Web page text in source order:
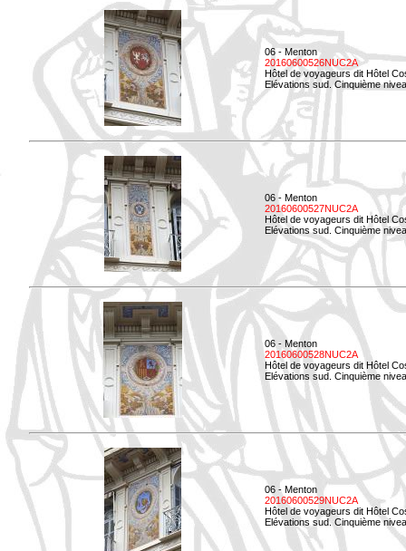
06 - Menton
20160600526NUC2A
Hôtel de voyageurs dit Hôtel
Elévations sud. Cinquième
06 - Menton
20160600527NUC2A
Hôtel de voyageurs dit Hôtel
Elévations sud. Cinquième
06 - Menton
20160600528NUC2A
Hôtel de voyageurs dit Hôtel
Elévations sud. Cinquième
06 - Menton
20160600529NUC2A
Hôtel de voyageurs dit Hôtel
Elévations sud. Cinquième